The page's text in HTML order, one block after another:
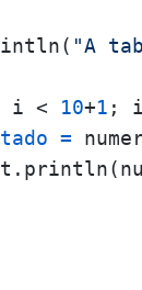
"A
i < 10+1 ;
=